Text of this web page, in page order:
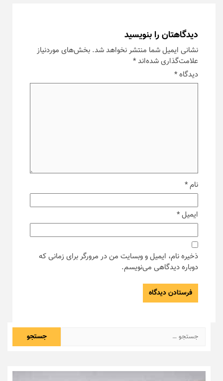
دیدگاهتان را بنویسید
نشانی ایمیل شما منتشر نخواهد شد. بخش‌های موردنیاز
علامت‌گذاری شده‌اند*
دیدگاه*
نام*
ایمیل*
ذخیره نام، ایمیل و وبسایت من در مرورگر برای زمانی که
دوباره دیدگاهی می‌نویسم.
برای: